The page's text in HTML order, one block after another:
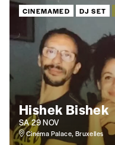
CINEMAMED DJ SET
Hishek Bishek
SA 29 NOV
Cinéma Palace, Bruxelles